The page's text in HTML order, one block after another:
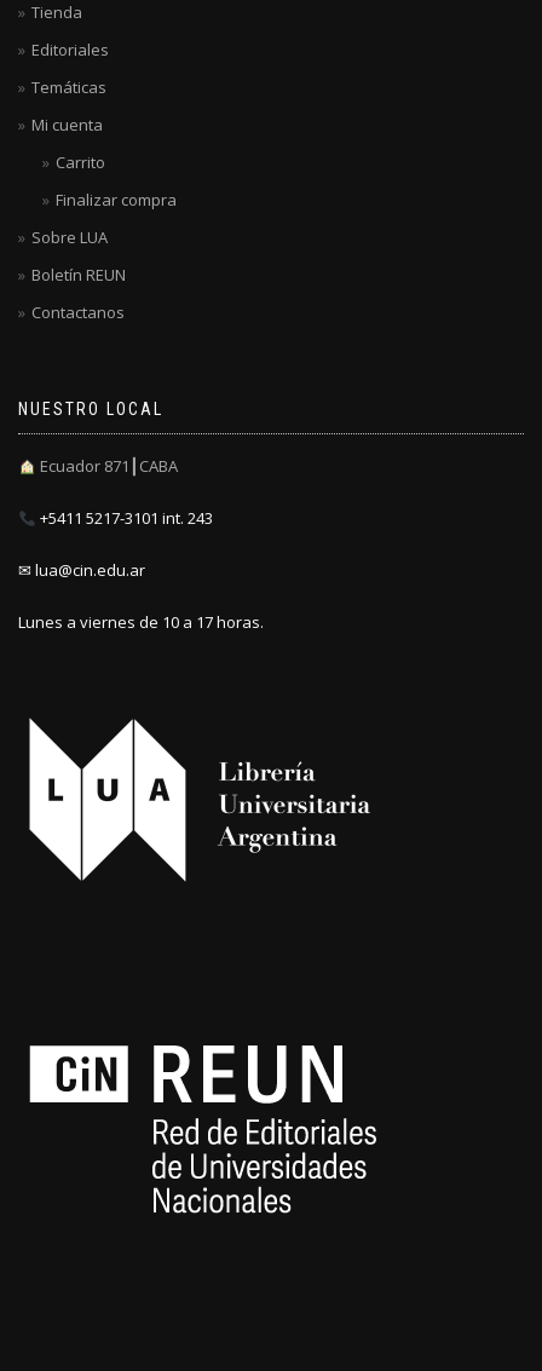
Tienda
Editoriales
Temáticas
Mi cuenta
Carrito
Finalizar compra
Sobre LUA
Boletín REUN
Contactanos
NUESTRO LOCAL
Ecuador 871┃CABA
+5411 5217-3101 int. 243
✉ lua@cin.edu.ar
Lunes a viernes de 10 a 17 horas.